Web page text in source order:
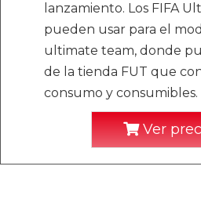
lanzamiento. Los FIFA
pueden usar para el
ultimate team, donde
de la tienda FUT que
consumo y consumibles.
Ver